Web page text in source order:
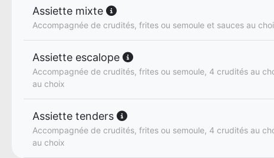
Assiette mixte
Accompagnée de crudités, frites ou semoule et sauces au
Assiette escalope
Accompagnée de crudités, frites ou semoule, 4 crudités au
au choix
Assiette tenders
Accompagnée de crudités, frites ou semoule, 4 crudités au
au choix